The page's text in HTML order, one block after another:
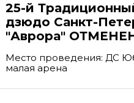
25-й
дзюдо Санкт-
"Аврора"
Место проведения: ДС
малая арена